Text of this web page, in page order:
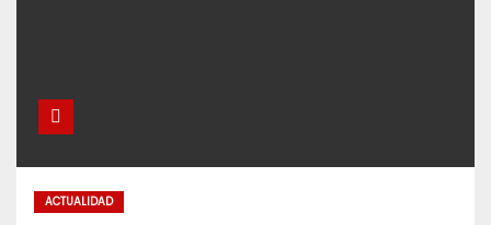
ACTUALIDAD